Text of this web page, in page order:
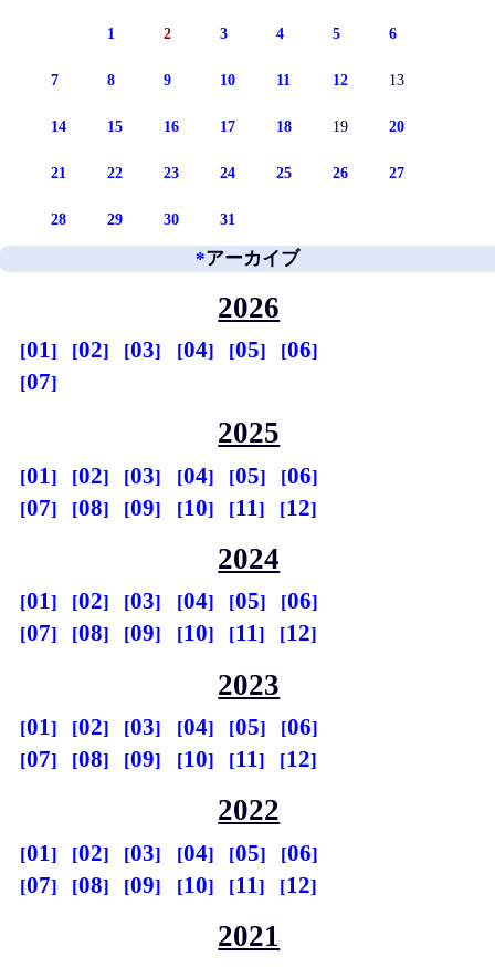
1 2 3 4 5 6
7 8 9 10 11 12 13
14 15 16 17 18 19 20
21 22 23 24 25 26 27
28 29 30 31
*アーカイブ
2026
01 02 03 04 05
06
07
2025
01 02 03 04 05
06
07
08 09 10 11 12
2024
01 02 03 04 05
06
07
08 09 10 11 12
2023
01 02 03 04 05
06
07
08 09 10 11 12
2022
01 02 03 04 05
06
07
08 09 10 11 12
2021